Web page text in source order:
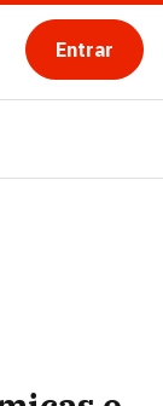
Entrar